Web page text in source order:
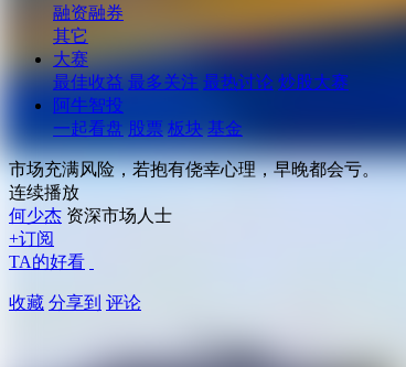
融资融券
其它
大赛
最佳收益 最多关注 最热讨论 炒股大赛
阿牛智投
一起看盘 股票 板块 基金
市场充满风险，若抱有侥幸心理，早晚都会亏。
连续播放
何少杰 资深市场人士
+订阅
TA的好看
收藏 分享到 评论